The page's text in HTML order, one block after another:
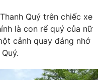
Quý trên chiếc xe
là con rể quý của nữ
cảnh quay đáng nhớ